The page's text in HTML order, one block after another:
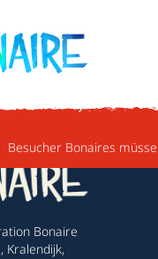
Besucher Bonaires
Bonaire
Kralendijk,